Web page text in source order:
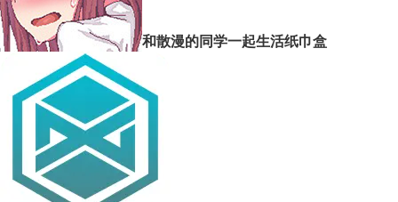
和散漫的同学一起生活纸巾盒